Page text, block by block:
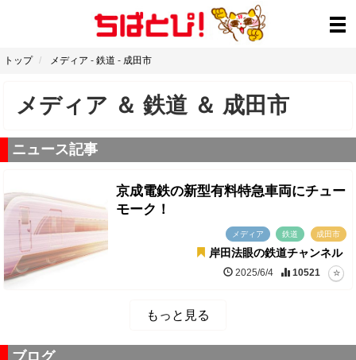
トップ メディア - 鉄道 - 成田市
メディア ＆ 鉄道 ＆ 成田市
ニュース記事
京成電鉄の新型有料特急車両にチュー
モーク！
メディア 鉄道 成田市
岸田法眼の鉄道チャンネル
2025/6/4 10521
もっと見る
ブログ